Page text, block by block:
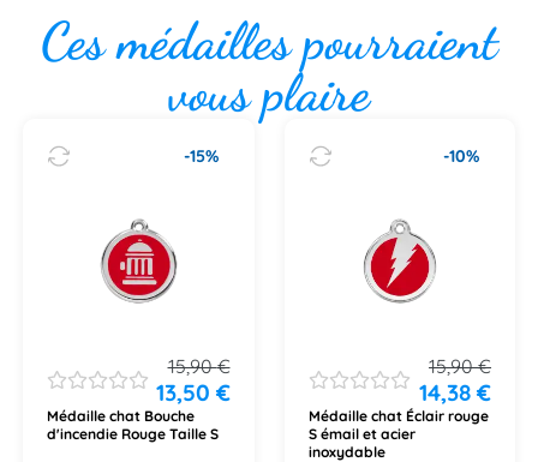
Ces médailles pourraient
vous plaire
-15%
15,90€
13,50 €
Médaille chat Bouche
d'incendie Rouge Taille S
-10%
15,90€
14,38€
Médaille chat Éclair rouge
S émail et acier
inoxydable